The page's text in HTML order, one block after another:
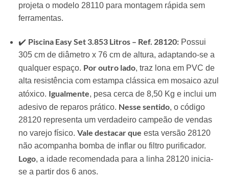
projeta o modelo 28110 para montagem rápida sem
ferramentas.
✔️ Piscina Easy Set 3.853 Litros – Ref. 28120:Possui
305 cm de diâmetro x 76 cm de altura, adaptando-se a
qualquer espaço. Por outro lado, traz lona em PVC de
alta resistência com estampa clássica em mosaico azul
atóxico. Igualmente, pesa cerca de 8,50 Kg e inclui um
adesivo de reparos prático. Nesse sentido, o código
28120 representa um verdadeiro campeão de vendas
no varejo físico. Vale destacar que esta versão 28120
não acompanha bomba de inflar ou filtro purificador.
Logo, a idade recomendada para a linha 28120 inicia-
se a partir dos 6 anos.